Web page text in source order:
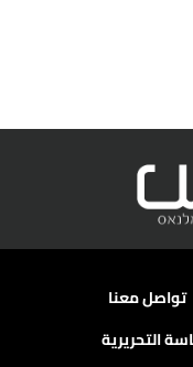
تواصل معنا
التحريرية